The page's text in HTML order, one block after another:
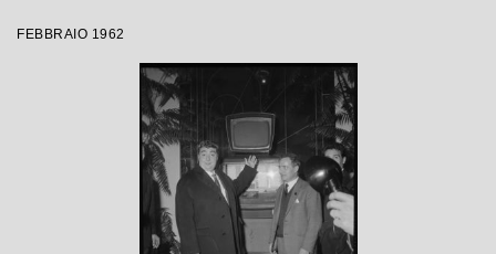
FEBBRAIO 1962